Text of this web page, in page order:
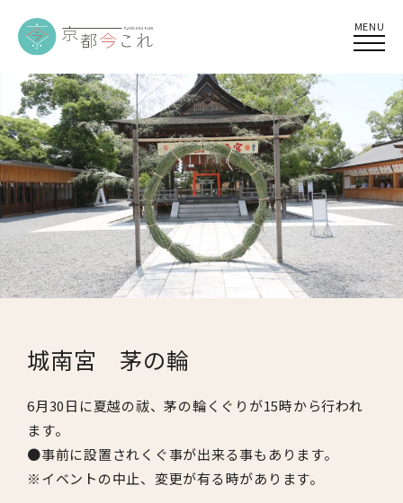
MENU
城南宮 茅の輪
6月30日に夏越の祓、茅の輪くぐりが15時から行われ
ます。
●事前に設置されくぐ事が出来る事もあります。
※イベントの中止、変更が有る時があります。